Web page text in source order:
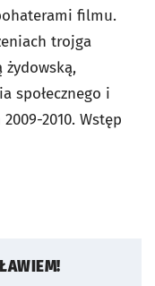
filmu.
trojga
żydowską,
społecznego i
2010. Wstęp